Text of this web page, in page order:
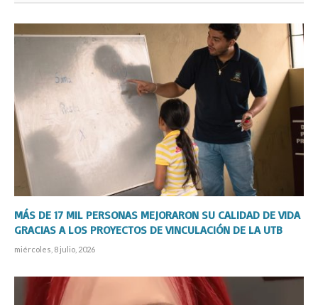
MÁS DE 17 MIL PERSONAS MEJORARON SU CALIDAD DE VIDA
GRACIAS A LOS PROYECTOS DE VINCULACIÓN DE LA UTB
miércoles, 8 julio, 2026